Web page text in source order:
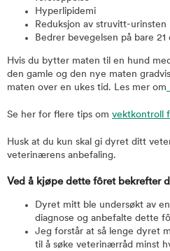
Hyperlipidemi
Reduksjon av struvitt-
Bedrer bevegelsen på bare 21
Hvis du bytter maten til en hund
den gamle og den nye maten
maten over en ukes tid. Les mer om
Se her for flere tips om vektkontroll
Husk at du kun skal gi dyret ditt
veterinærens anbefaling.
Ved å kjøpe dette fôret bekrefter
Dyret mitt ble undersøkt av
diagnose og anbefalte dette
Jeg forstår at så lenge dyret
til å søke veterinærråd minst